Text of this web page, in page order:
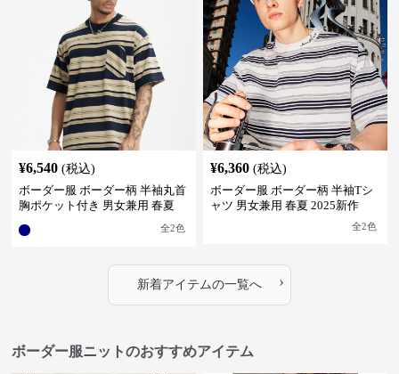
¥6,540 (税込)
ボーダー服 ボーダー柄 半袖丸首
胸ポケット付き 男女兼用 春夏
全2色
¥6,360 (税込)
ボーダー服 ボーダー柄 半袖Tシ
ャツ 男女兼用 春夏 2025新作
全2色
新着アイテムの一覧へ ›
ボーダー服ニットのおすすめアイテム